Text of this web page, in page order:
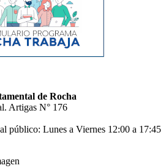
de Rocha
Artigas N° 176
público: Lunes a Viernes 12:00 a 17:45